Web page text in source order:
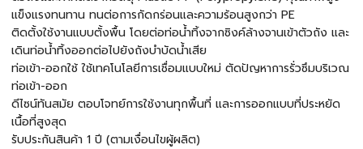
แข็งแรงทนทาน ทนต่อการกัดกร่อนและความร้อนสูงกว่า PE
ติดตั้งใช้งานแบบตั้งพื้น โดยต่อท่อน้ำทิ้งจากซิงค์ล้างจานเข้าตัวถัง และ
เดินท่อน้ำทิ้งออกต่อไปยังถังบำบัดน้ำเสีย
ท่อเข้า-ออกใช้ ใช้เทคโนโลยีการเชื่อมแบบใหม่ ตัดปัญหาการรั่วซึมบริเวณ
ท่อเข้า-ออก
ดีไซน์ทันสมัย ตอบโจทย์การใช้งานทุกพื้นที่ และการออกแบบที่ประหยัด
เนื้อที่สูงสุด
รับประกันสินค้า 1 ปี (ตามเงื่อนไขผู้ผลิต)